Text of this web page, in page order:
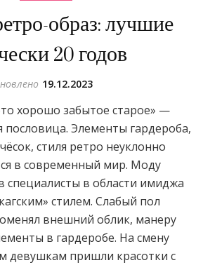
образ: лучшие
20 годов
19.12.2023
хорошо забытое старое» —
пословица. Элементы гардероба,
стиля ретро неуклонно
в современный мир. Моду
специалисты в области имиджа
стилем. Слабый пол
внешний облик, манеру
в гардеробе. На смену
девушкам пришли красотки с